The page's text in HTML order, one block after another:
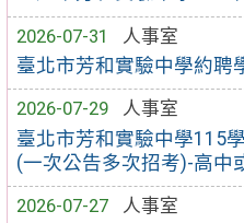
2026-07-31
人事室
臺北市芳和實驗中學約聘
2026-07-29
人事室
臺北市芳和實驗中學115
(一次公告多次招考)-高中
2026-07-27
人事室